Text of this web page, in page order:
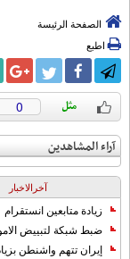
الصفحة الرئيسة
اطبع
0
آراء المشاهدين
آخرالاخبار
زيادة متابعين انستقرام
ضبط شبكة لتبييض
إيران تتهم واشنطن